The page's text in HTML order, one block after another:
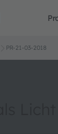
PR-21-03-2018